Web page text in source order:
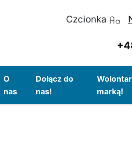
Czcionka
O
nas
Dołącz do
nas!
marką!